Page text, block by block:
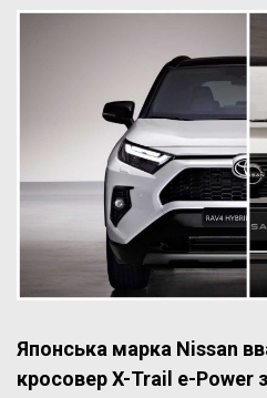
Японська марка Nissan
кросовер X-Trail e-Power